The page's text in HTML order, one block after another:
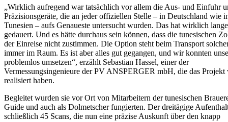
„Wirklich aufregend war tatsächlich vor allem die Aus- und Einfuhr
Präzisionsgeräte, die an jeder offiziellen Stelle – in Deutschland wie
Tunesien – aufs Genaueste untersucht wurden. Das hat wirklich lange
gedauert. Und es hätte durchaus sein können, dass die tunesischen
der Einreise nicht zustimmen. Die Option steht beim Transport
immer im Raum. Es ist aber alles gut gegangen, und wir konnten
problemlos umsetzen“, erzählt Sebastian Hassel, einer der
Vermessungsingenieure der PV ANSPERGER mbH, die das Projekt
realisiert haben.
Begleitet wurden sie vor Ort von Mitarbeitern der tunesischen
Guide und auch als Dolmetscher fungierten. Der dreitägige
schließlich 45 Scans, die nun eine präzise Auskunft über den knapp